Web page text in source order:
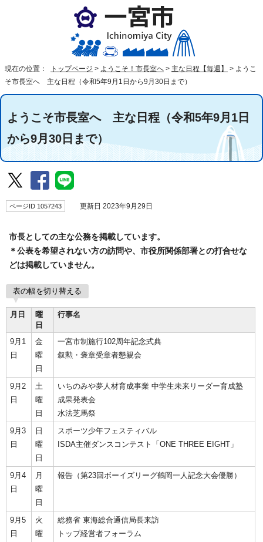
現在の位置： トップページ > ようこそ！市長室へ > 主な日程【毎週】 > ようこ
そ市長室へ 主な日程（令和5年9月1日から9月30日まで）
ようこそ市長室へ 主な日程（令和5年9月1日
から9月30日まで）
ページID 1057243 更新日 2023年9月29日
市長としての主な公務を掲載しています。
＊公表を希望されない方の訪問や、市役所関係部署との打合せな
どは掲載していません。
表の幅を切り替える
月日
曜
日
行事名
9月1
日
金
曜
日
一宮市制施行102周年記念式典
叙勲・褒章受章者懇親会
9月2
日
土
曜
日
いちのみや夢人材育成事業 中学生未来リーダー育成塾
成果発表会
水法芝馬祭
9月3
日
日
曜
日
スポーツ少年フェスティバル
ISDA主催ダンスコンテスト「ONE THREE EIGHT」
9月4
日
月
曜
日
報告（第23回ボーイズリーグ鶴岡一人記念大会優勝）
9月5
日
火
曜
総務省 東海総合通信局長来訪
トップ経営者フォーラム